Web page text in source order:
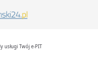
usługi Twój e-PIT